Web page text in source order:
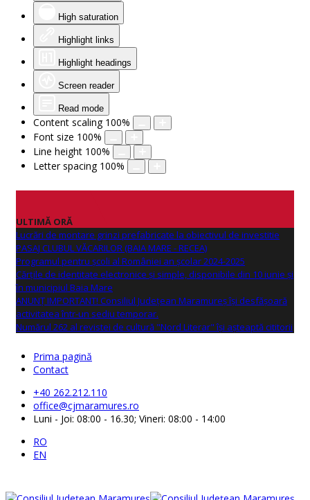
High saturation
Highlight links
Highlight headings
Screen reader
Read mode
Content scaling 100%
Font size 100%
Line height 100%
Letter spacing 100%
ULTIMĂ ORĂ
Lucrări de montare grinzi prefabricate la obiectivul de investitie
PASAJ CLUBUL VĂCARILOR (BAIA MARE - RECEA)
Programul pentru școli al României an școlar 2024-2025
Cărțile de identitate electronice și simple, disponibile din 10 iunie și
în municipiul Baia Mare
ANUNŢ IMPORTANT! Consiliul Județean Maramureș își desfășoară
activitatea într-un sediu temporar.
Numărul 262 al revistei de cultură "Nord Literar" își așteaptă cititorii
Prima pagină
Contact
+40 262.212.110
office@cjmaramures.ro
Luni - Joi: 08:00 - 16.30; Vineri: 08:00 - 14:00
RO
EN